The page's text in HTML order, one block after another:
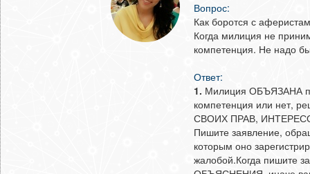
Вопрос:
Как боротся с
Когда милиция не
компетенция. Не надо
Ответ:
1. Милиция ОБЪЯЗАНА
компетенция или нет,
СВОИХ ПРАВ,
Пишите заявление,
которым оно
жалобой.Когда пишите